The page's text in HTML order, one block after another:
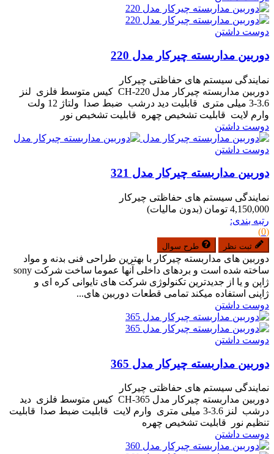
دوست داشتن
دوربین مداربسته چیرکار مدل 220
نمایندگی سیستم های حفاظتی چیرکار
دوربین مداربسته چیرکار مدل CH-220 کیس متوسط فلزی لنز
3.6-3 میلی متری قابلیت دید درشب ضبط صدا ولتاژ 12 ولت
وارم لایت قابلیت تشخیص چهره قابلیت تشخیص نور
دوست داشتن
دوست داشتن
دوربین مداربسته چیرکار مدل 321
نمایندگی سیستم های حفاظتی چیرکار
4,150,000 تومان
(بدون مالیات)
رتبه بندی:
(0)
ثبت نظر طرح سوال
دوربین های مداربسته چیرکار با بهترین طراحی فنی بدنه و مواد
ساخته شده است و بردهای داخلی آنها عموما ساخت شرکت sony
ژاپن و یا از جدیدترین تکنولوژی شرکت های تایوانی کره ای و
ژاپنی استفاده میکند تمامی قطعات دوربین های...
دوست داشتن
دوست داشتن
دوربین مداربسته چیرکار مدل 365
نمایندگی سیستم های حفاظتی چیرکار
دوربین مداربسته چیرکار مدل CH-365 کیس متوسط فلزی دید
درشب لنز 3.6-3 میلی متری وارم لایت قابلیت ضبط صدا قابلیت
تنظیم نور قابلیت تشخیص چهره
دوست داشتن